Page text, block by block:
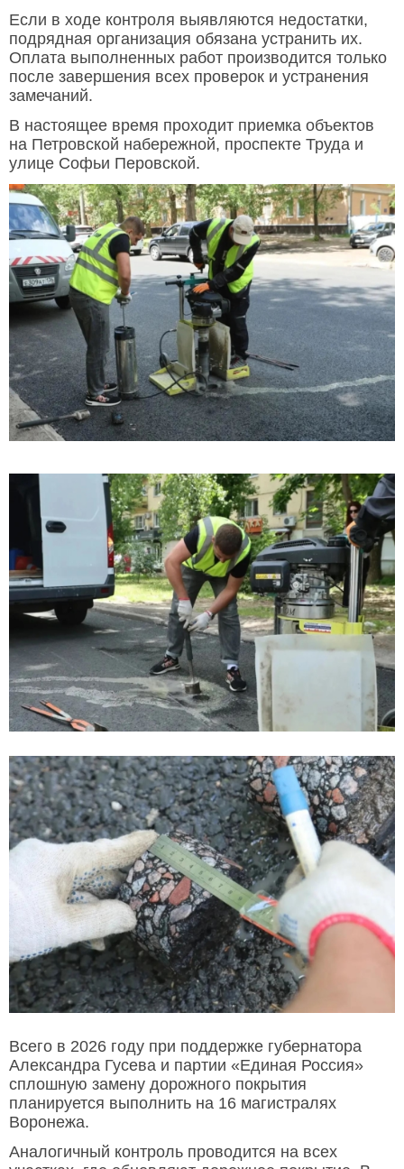
Если в ходе контроля выявляются недостатки,
подрядная организация обязана устранить их.
Оплата выполненных работ производится только
после завершения всех проверок и устранения
замечаний.
В настоящее время проходит приемка объектов
на Петровской набережной, проспекте Труда и
улице Софьи Перовской.
Всего в 2026 году при поддержке губернатора
Александра Гусева и партии «Единая Россия»
сплошную замену дорожного покрытия
планируется выполнить на 16 магистралях
Воронежа.
Аналогичный контроль проводится на всех